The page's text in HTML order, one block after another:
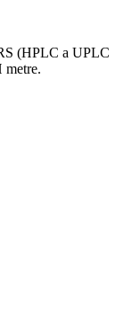
(HPLC a UPLC
metre.